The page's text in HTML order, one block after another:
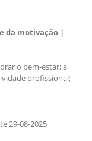
da motivação |
o bem-estar; a
profissional;
29-08-2025